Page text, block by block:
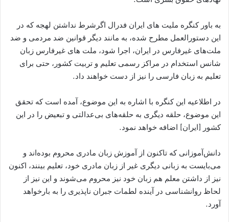
به باور کنگره ملیت های ایران فدرال اگرشرط نداشتن لهجه که در
این دستورالعمل مطرح شده، به مانند دیگر قوانین ضد مردمی و ضد
ملت‌های غیرفارس در ایران، اجرا شود، ملت های غیرفارس زبان
شانس استخدام در مراکز رسمی تعلیم و تربیت کشور، حتی برای
تعلیم به زبان فارسی را نیز از دست خواهند داد.
در اطلاعیه این کنگره با اشاره به این موضوع، آمده است که تحقق
این موضوع، حلقه دیگری به حلقه‌های بی‌عدالتی و تبعیض را در این
کشور [ایران] اضافه خواهد نمود.
دانش‌آموزانی که تاکنون از آموزش زبان مادری محروم بوده‌اند و
می‌بایست به زبانی دیگری غیر از زبان مادری خود، تعلیم بینند، اکنون
نیز از داشتن معلم هم زبان خود نیز محروم می‌شوند و این نیز از
لحاظ روانشناسی در آینده لطمات جبران ناپذیری را به بارخواهد
آورد.